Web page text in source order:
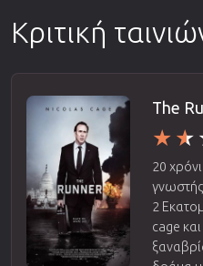
Κριτική
The
20
2
cage